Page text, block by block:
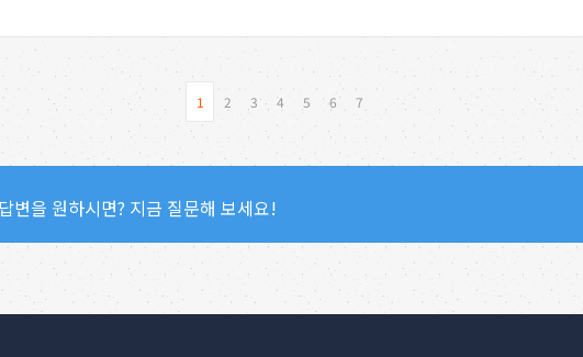
1 2 3 4 5 6 7
변을 원하시면? 지금 질문해 보세요!